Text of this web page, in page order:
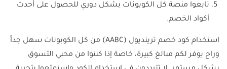
تابعوا منصة كل الكوبونات بشكل دوري للحصول على أحدث
أكواد الخصم.
استخدام كود خصم ترينديول (AABC) من كل الكوبونات سهل جداً
وراح يوفر لكم مبالغ كبيرة، خاصة إذا كنتوا من محبي التسوق